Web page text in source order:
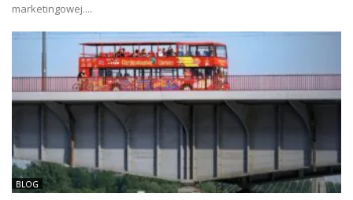
marketingowej....
BLOG